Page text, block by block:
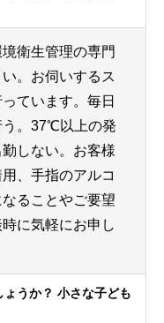
衛生管理の専門
。お伺いするス
ています。毎日
う。37℃以上の発
しない。お客様
、手指のアルコ
ることやご要望
に気軽にお申し
うか？ 小さな子ども